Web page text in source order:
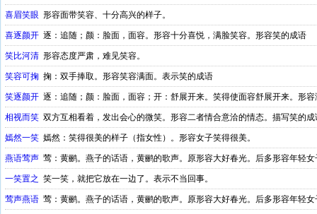
喜眉笑眼 形容面带笑容、十分高兴的样子。
喜逐颜开 逐：追随；颜：脸面，面容。形容十分喜悦，满脸笑容。形容笑的成语
笑比河清 形容态度严肃，难见笑容。
笑容可掬 掬：双手捧取。形容笑容满面。表示笑的成语
笑逐颜开 逐：追随；颜：脸面，面容；开：舒展开来。笑得使面容舒展开来。形
相视而笑 双方互相看着，发出会心的微笑。形容二者情合意洽的情态。描写笑的成
嫣然一笑 嫣然：笑得很美的样子（指女性）。形容女子笑得很美。
燕语莺声 莺：黄鹂。燕子的话语，黄鹂的歌声。原形容大好春光。后多形容年轻
一笑置之 笑一笑，就把它放在一边了。表示不当回事。
莺声燕语 莺：黄鹂。燕子的话语，黄鹂的歌声。原形容大好春光。后多形容年轻